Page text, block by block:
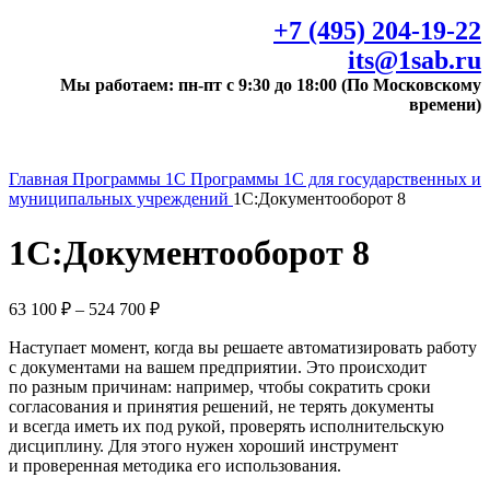
+7 (495) 204-19-22
its@1sab.ru
Мы работаем: пн-пт с 9:30 до 18:00 (По Московскому
времени)
Главная Программы 1С Программы 1С для государственных и
муниципальных учреждений 1С:Документооборот 8
1С:Документооборот 8
63 100 ₽ – 524 700 ₽
Наступает момент, когда вы решаете автоматизировать работу
с документами на вашем предприятии. Это происходит
по разным причинам: например, чтобы сократить сроки
согласования и принятия решений, не терять документы
и всегда иметь их под рукой, проверять исполнительскую
дисциплину. Для этого нужен хороший инструмент
и проверенная методика его использования.